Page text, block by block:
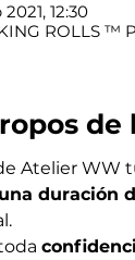
12:30
ROLLS ™
Atelier
duración